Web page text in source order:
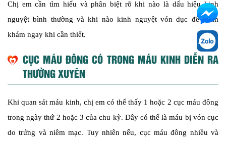
Chị em cần tìm hiểu và phân biệt rõ khi nào là dấu hiệu kinh
nguyệt bình thường và khi nào kinh nguyệt vón dục để thăm
khám ngay khi cần thiết.
CỤC MÁU ĐÔNG CÓ TRONG MÁU KINH DIỄN RA
THƯỜNG XUYÊN
Khi quan sát máu kinh, chị em có thể thấy 1 hoặc 2 cục máu đông
trong ngày thứ 2 hoặc 3 của chu kỳ. Đây có thể là máu bị vón cục
do trứng và niêm mạc. Tuy nhiên nếu, cục máu đông nhiều và